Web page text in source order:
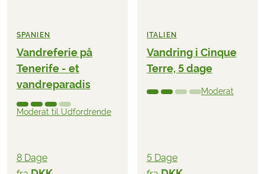
SPANIEN
Vandreferie på
Tenerife - et
vandreparadis
Moderat til Udfordrende
8 Dage
ITALIEN
Vandring i Cinque
Terre, 5 dage
Moderat
5 Dage